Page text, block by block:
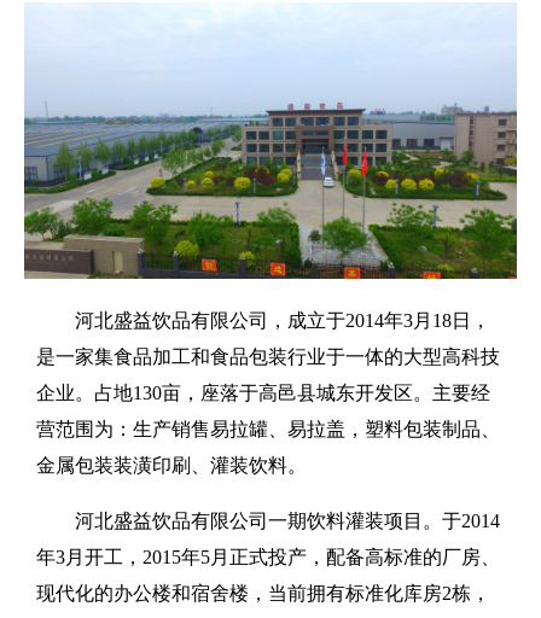
河北盛益饮品有限公司，成立于2014年3月18日，
是一家集食品加工和食品包装行业于一体的大型高科技
企业。占地130亩，座落于高邑县城东开发区。主要经
营范围为：生产销售易拉罐、易拉盖，塑料包装制品、
金属包装装潢印刷、灌装饮料。
河北盛益饮品有限公司一期饮料灌装项目。于2014
年3月开工，2015年5月正式投产，配备高标准的厂房、
现代化的办公楼和宿舍楼，当前拥有标准化库房2栋，